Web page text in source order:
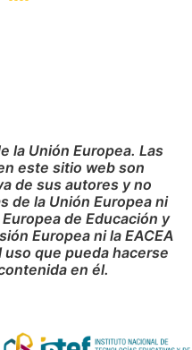
la Unión Europea. Las
este sitio web son
de sus autores y no
de la Unión Europea ni
de Educación y
Europea ni la EACEA
que pueda hacerse
en él.